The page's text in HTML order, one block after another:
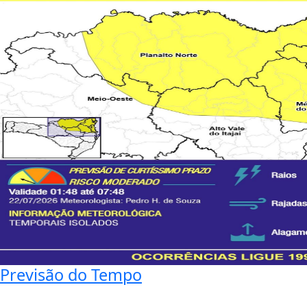
Previsão do Tempo